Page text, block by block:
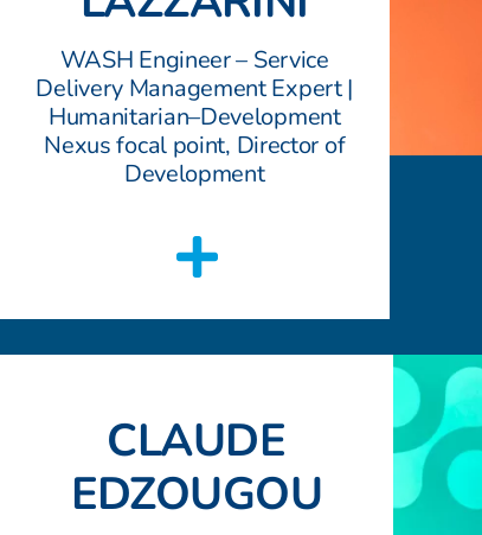
WASH Engineer – Service
Delivery Management Expert |
Humanitarian–Development
Nexus focal point, Director of
Development
CLAUDE
EDZOUGOU